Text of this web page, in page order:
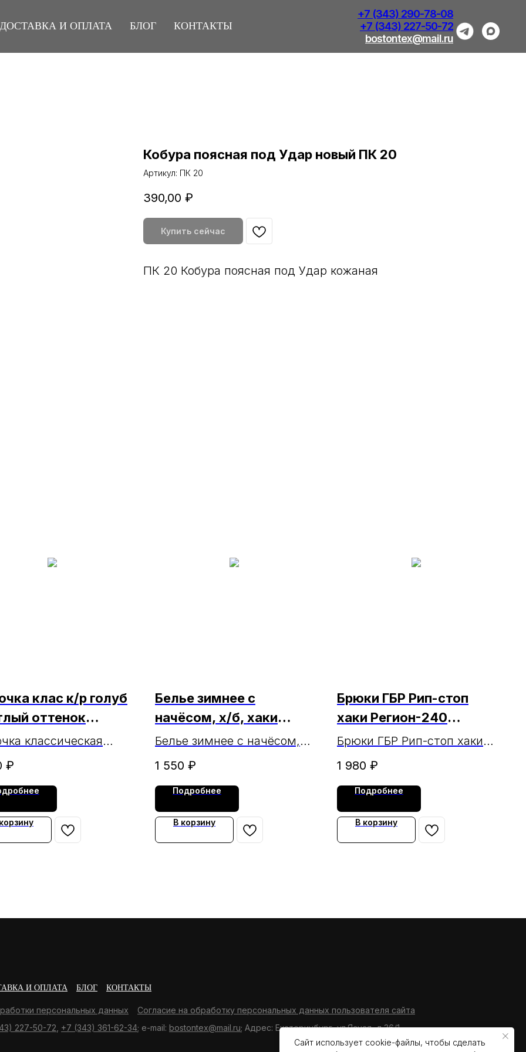
ДОСТАВКА И ОПЛАТА БЛОГ КОНТАКТЫ
+7 (343) 290-78-08
+7 (343) 227-50-72
bostontex@mail.ru
Кобура поясная под Удар новый ПК 20
Артикул: ПК 20
390,00 ₽
Купить сейчас
ПК 20 Кобура поясная под Удар кожаная
клас к/р голуб
оттенок
Brostem МАРКА
классическая
светло-голубая
₽
Белье зимнее с
начёсом, х/б, хаки
МАРКА
Белье зимнее с начёсом,
х/б, хаки МАРКА
1 550 ₽
Подробнее
В корзину
Брюки ГБР Рип-стоп
хаки Регион-240
МАРКА
Брюки ГБР Рип-стоп хаки
(тк. Регион-240) МАРКА
1 980 ₽
Подробнее
В корзину
И ОПЛАТА БЛОГ КОНТАКТЫ
персональных данных
Согласие на обработку персональных данных пользователя сайта
227-50-72 +7 (343) 361-62-34; e-mail: bostontex@mail.ru; Адрес: Екатеринбург, ул.Ясная, д.36/1
Сайт использует cookie-файлы, чтобы сделать